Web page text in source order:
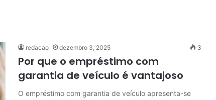
redacao dezembro 3, 2025 3
Por que o empréstimo com
garantia de veículo é vantajoso
O empréstimo com garantia de veículo apresenta-se